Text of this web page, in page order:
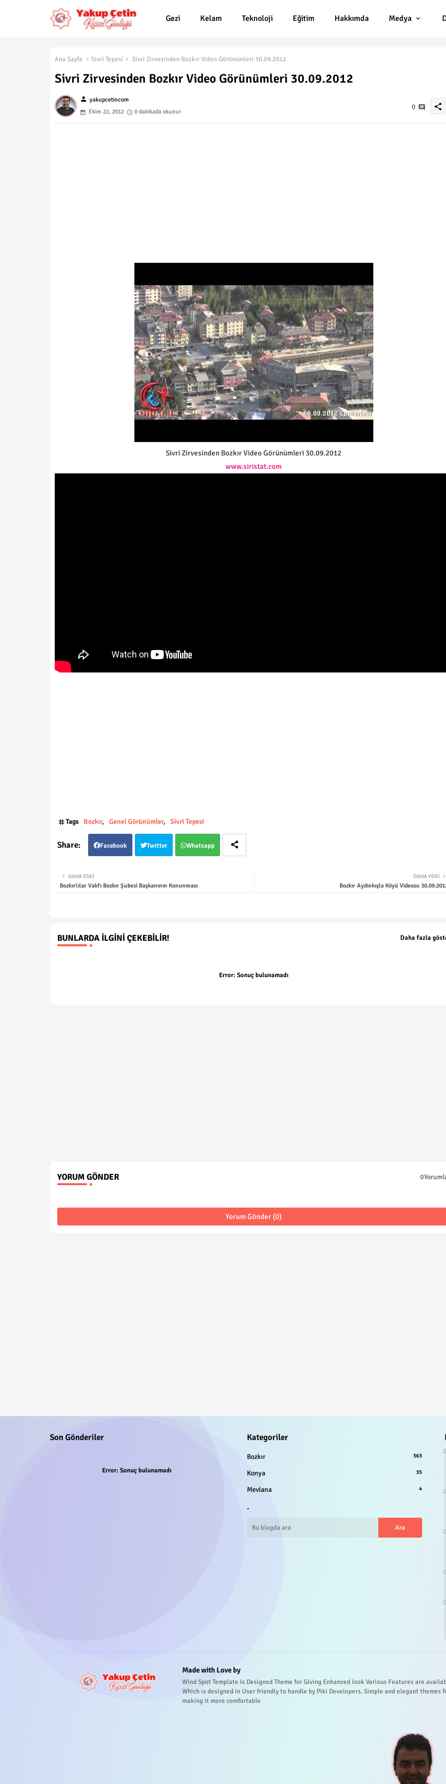
Gezi Kelam Teknoloji Eğitim Hakkımda Medya
Ana Sayfa Sivri Tepesi Sivri Zirvesinden Bozkır Video Görünümleri 30.09.2012
Sivri Zirvesinden Bozkır Video Görünümleri 30.09.2012
person yakupcetincom
Ekim 22, 2012
0 dakikada okunur
0 share
Sivri Zirvesinden Bozkır Video Görünümleri 30.09.2012
www.siristat.com
Tags Bozkır Genel Görünümler Sivri Tepesi
Facebook Twitter Whatsapp
DAHA YENI
Bozkır Aydınkışla Köyü Videosu
DAHA ESKI
Bozkırlılar Vakfı Bozkır Şubesi Başkanının Konunması
BUNLARDA İLGINI ÇEKEBILIR! Daha fazla
Error: Sonuç bulunamadı
YORUM GÖNDER
Yorum Gönder (0)
Son Gönderiler
Error: Sonuç bulunamadı
Kategoriler
Bozkır 363
Konya 35
Mevlana 4
.
Made with Love by
Wind Spot Template is Designed Theme for Giving Enhanced look Various Features are
Which is designed in User friendly to handle by Piki Developers. Simple and elegant themes
making it more comfortable